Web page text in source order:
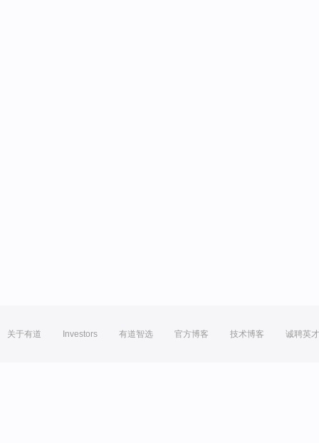
关于有道 Investors 有道智选 官方博客 技术博客 诚聘英才